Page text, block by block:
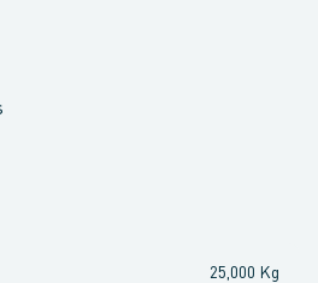
25,000 Kg